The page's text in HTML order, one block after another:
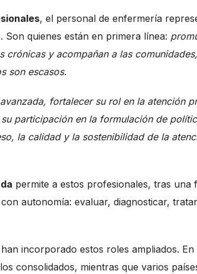
, el personal de enfermería
quienes están en primera línea:
crónicas y acompañan a las
son escasos.
fortalecer su rol en la atención
participación en la formulación de
la calidad y la sostenibilidad de la
permite a estos profesionales, tras una
autonomía: evaluar, diagnosticar,
incorporado estos roles ampliados. En
consolidados, mientras que varios